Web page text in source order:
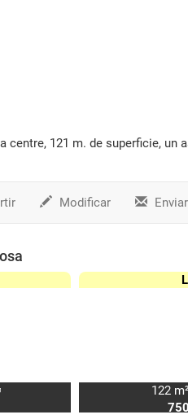
centre, 121 m. de superficie, un
Modificar
122 m²